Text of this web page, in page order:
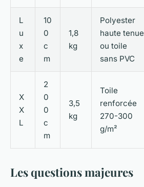
L
u
x
e
10
0
c
m
1,8
kg
Polyester
haute tenue
ou toile
sans PVC
X
X
L
2
0
0
c
m
3,5
kg
Toile
renforcée
270-300
g/m²
Les questions majeures